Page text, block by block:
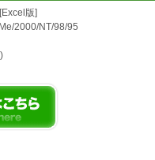
リミットプラス 長得 ビジネス
プL、タイプLL、ファミリーワイ
思った、ちょっと待って!
よ、あと5分待とう!
版]
2000/NT/98/95